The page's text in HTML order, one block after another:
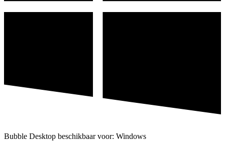
Bubble Desktop beschikbaar voor: Windows